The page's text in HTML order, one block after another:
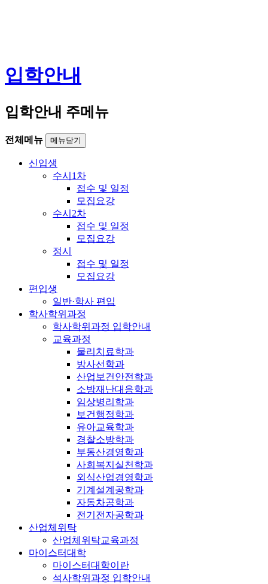
입학안내
입학안내 주메뉴
전체메뉴 메뉴닫기
신입생
수시1차
접수 및 일정
모집요강
수시2차
접수 및 일정
모집요강
정시
접수 및 일정
모집요강
편입생
일반·학사 편입
학사학위과정
학사학위과정 입학안내
교육과정
물리치료학과
방사선학과
산업보건안전학과
소방재난대응학과
임상병리학과
보건행정학과
유아교육학과
경찰소방학과
부동산경영학과
사회복지실천학과
외식산업경영학과
기계설계공학과
자동차공학과
전기전자공학과
산업체위탁
산업체위탁교육과정
마이스터대학
마이스터대학이란
석사학위과정 입학안내